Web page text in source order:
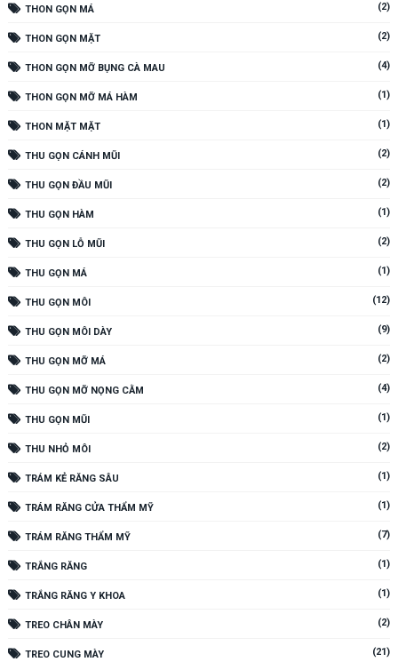
THON GỌN MÁ (2)
THON GỌN MẶT (2)
THON GỌN MỠ BỤNG CÀ MAU (4)
THON GỌN MỠ MÁ HÀM (1)
THON MẶT MẶT (1)
THU GỌN CÁNH MŨI (2)
THU GỌN ĐẦU MŨI (2)
THU GỌN HÀM (1)
THU GỌN LỖ MŨI (2)
THU GỌN MÁ (1)
THU GỌN MÔI (12)
THU GỌN MÔI DÀY (9)
THU GỌN MỠ MÁ (2)
THU GỌN MỠ NỌNG CẰM (4)
THU GỌN MŨI (1)
THU NHỎ MÔI (2)
TRÁM KẺ RĂNG SÂU (1)
TRÁM RĂNG CỬA THẨM MỸ (1)
TRÁM RĂNG THẨM MỸ (7)
TRẮNG RĂNG (1)
TRẮNG RĂNG Y KHOA (1)
TREO CHÂN MÀY (2)
TREO CUNG MÀY (21)